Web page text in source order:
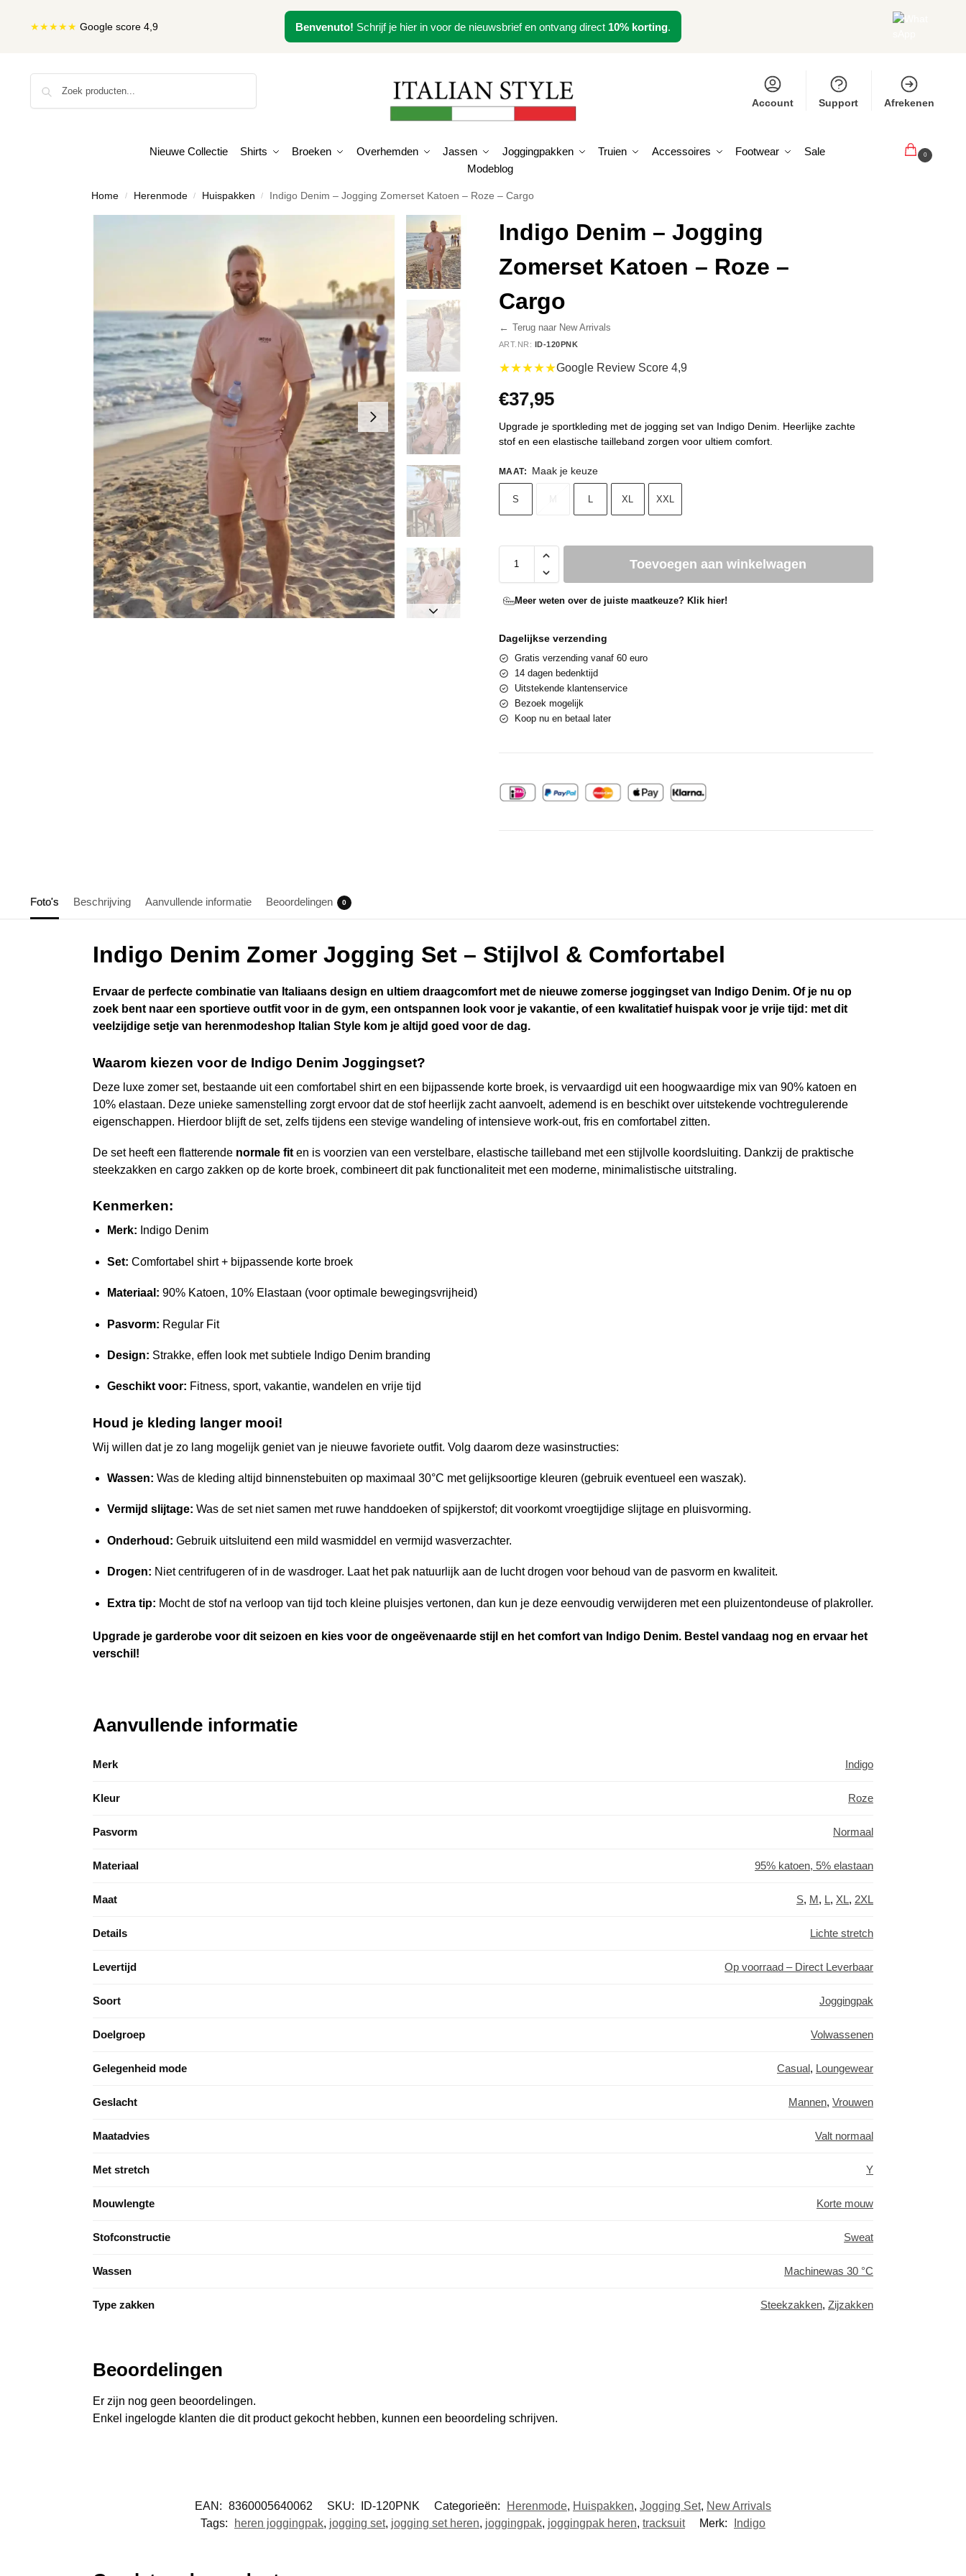
★★★★★ Google score 4,9 Benvenuto! Schrijf je hier in voor de nieuwsbrief en ontvang direct 10% korting.
Account Support Afrekenen
Nieuwe Collectie Shirts Broeken Overhemden Jassen Joggingpakken Truien Accessoires Footwear
Sale
Modeblog
0
Home / Herenmode / Huispakken / Indigo Denim – Jogging Zomerset Katoen – Roze – Cargo
Indigo Denim – Jogging
Zomerset Katoen – Roze –
Cargo
← Terug naar New Arrivals
ART.NR: ID-120PNK
★★★★★Google Review Score 4,9
€37,95
Upgrade je sportkleding met de jogging set van Indigo Denim. Heerlijke zachte
stof en een elastische tailleband zorgen voor ultiem comfort.
MAAT: Maak je keuze
S L XL XXL
Toevoegen aan winkelwagen
Meer weten over de juiste maatkeuze? Klik hier!
Dagelijkse verzending
Gratis verzending vanaf 60 euro
14 dagen bedenktijd
Uitstekende klantenservice
Bezoek mogelijk
Koop nu en betaal later
Foto's Beschrijving Aanvullende informatie Beoordelingen 0
Indigo Denim Zomer Jogging Set – Stijlvol & Comfortabel
Ervaar de perfecte combinatie van Italiaans design en ultiem draagcomfort met de nieuwe zomerse joggingset van Indigo Denim. Of je nu op
zoek bent naar een sportieve outfit voor in de gym, een ontspannen look voor je vakantie, of een kwalitatief huispak voor je vrije tijd: met dit
veelzijdige setje van herenmodeshop Italian Style kom je altijd goed voor de dag.
Waarom kiezen voor de Indigo Denim Joggingset?
Deze luxe zomer set, bestaande uit een comfortabel shirt en een bijpassende korte broek, is vervaardigd uit een hoogwaardige mix van 90% katoen en
10% elastaan. Deze unieke samenstelling zorgt ervoor dat de stof heerlijk zacht aanvoelt, ademend is en beschikt over uitstekende vochtregulerende
eigenschappen. Hierdoor blijft de set, zelfs tijdens een stevige wandeling of intensieve work-out, fris en comfortabel zitten.
De set heeft een flatterende normale fiten is voorzien van een verstelbare, elastische tailleband met een stijlvolle koordsluiting. Dankzij de praktische
steekzakken en cargo zakken op de korte broek, combineert dit pak functionaliteit met een moderne, minimalistische uitstraling.
Kenmerken:
Merk: Indigo Denim
Set: Comfortabel shirt + bijpassende korte broek
Materiaal: 90% Katoen, 10% Elastaan (voor optimale bewegingsvrijheid)
Pasvorm: Regular Fit
Design: Strakke, effen look met subtiele Indigo Denim branding
Geschikt voor: Fitness, sport, vakantie, wandelen en vrije tijd
Houd je kleding langer mooi!
Wij willen dat je zo lang mogelijk geniet van je nieuwe favoriete outfit. Volg daarom deze wasinstructies:
Wassen: Was de kleding altijd binnenstebuiten op maximaal 30°C met gelijksoortige kleuren (gebruik eventueel een waszak).
Vermijd slijtage: Was de set niet samen met ruwe handdoeken of spijkerstof; dit voorkomt vroegtijdige slijtage en pluisvorming.
Onderhoud: Gebruik uitsluitend een mild wasmiddel en vermijd wasverzachter.
Drogen: Niet centrifugeren of in de wasdroger. Laat het pak natuurlijk aan de lucht drogen voor behoud van de pasvorm en kwaliteit.
Extra tip: Mocht de stof na verloop van tijd toch kleine pluisjes vertonen, dan kun je deze eenvoudig verwijderen met een pluizentondeuse of plakroller.
Upgrade je garderobe voor dit seizoen en kies voor de ongeëvenaarde stijl en het comfort van Indigo Denim. Bestel vandaag nog en ervaar het
verschil!
Aanvullende informatie
Merk Indigo
Kleur Roze
Pasvorm Normaal
Materiaal 95% katoen, 5% elastaan
Maat S, M, L, XL, 2XL
Details Lichte stretch
Levertijd Op voorraad – Direct Leverbaar
Soort Joggingpak
Doelgroep Volwassenen
Gelegenheid mode Casual, Loungewear
Geslacht Mannen, Vrouwen
Maatadvies Valt normaal
Met stretch Y
Mouwlengte Korte mouw
Stofconstructie Sweat
Wassen Machinewas 30 °C
Type zakken Steekzakken, Zijzakken
Beoordelingen
Er zijn nog geen beoordelingen.
Enkel ingelogde klanten die dit product gekocht hebben, kunnen een beoordeling schrijven.
EAN: 8360005640062 SKU: ID-120PNK Categorieën: Herenmode, Huispakken, Jogging Set, New Arrivals
Tags:
heren joggingpak, jogging set, jogging set heren, joggingpak, joggingpak heren, tracksuit Merk: Indigo